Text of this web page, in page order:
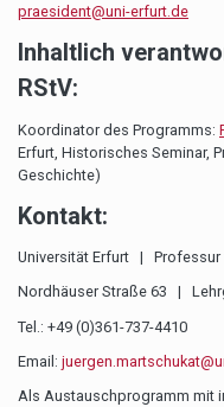
praesident@uni-erfurt.de
Inhaltlich
RStV:
Koordinator des Programms:
Erfurt, Historisches Seminar,
Geschichte)
Kontakt:
Universität Erfurt | Professur
Nordhäuser Straße 63 |
Tel.: +49 (0)361-737-4410
Email:
Als Austauschprogramm mit